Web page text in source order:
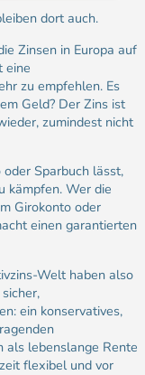
dort auch.
Zinsen in Europa auf
eine
zu empfehlen. Es
Geld? Der Zins ist
zumindest nicht
Sparbuch lässt,
kämpfen. Wer die
Girokonto oder
einen garantierten
Welt haben also
ein konservatives,
als lebenslange Rente
flexibel und vor